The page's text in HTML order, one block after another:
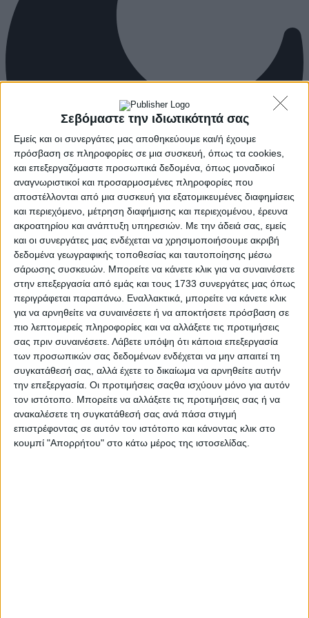
Σεβόμαστε την ιδιωτικότητά σας
Εμείς και οι συνεργάτες μας αποθηκεύουμε και/ή έχουμε
πρόσβαση σε πληροφορίες σε μια συσκευή, όπως τα cookies,
και επεξεργαζόμαστε προσωπικά δεδομένα, όπως μοναδικοί
αναγνωριστικοί και προσαρμοσμένες πληροφορίες που
αποστέλλονται από μια συσκευή για εξατομικευμένες διαφημίσεις
και περιεχόμενο, μέτρηση διαφήμισης και περιεχομένου, έρευνα
ακροατηρίου και ανάπτυξη υπηρεσιών. Με την άδειά σας, εμείς
και οι συνεργάτες μας ενδέχεται να χρησιμοποιήσουμε ακριβή
δεδομένα γεωγραφικής τοποθεσίας και ταυτοποίησης μέσω
σάρωσης συσκευών. Μπορείτε να κάνετε κλικ για να συναινέσετε
στην επεξεργασία από εμάς και τους 1733 συνεργάτες μας όπως
περιγράφεται παραπάνω. Εναλλακτικά, μπορείτε να κάνετε κλικ
για να αρνηθείτε να συναινέσετε ή να αποκτήσετε πρόσβαση σε
πιο λεπτομερείς πληροφορίες και να αλλάξετε τις προτιμήσεις
σας πριν συναινέσετε. Λάβετε υπόψη ότι κάποια επεξεργασία
των προσωπικών σας δεδομένων ενδέχεται να μην απαιτεί τη
συγκατάθεσή σας, αλλά έχετε το δικαίωμα να αρνηθείτε αυτήν
την επεξεργασία. Οι προτιμήσεις σαςθα ισχύουν μόνο για αυτόν
τον ιστότοπο. Μπορείτε να αλλάξετε τις προτιμήσεις σας ή να
ανακαλέσετε τη συγκατάθεσή σας ανά πάσα στιγμή
επιστρέφοντας σε αυτόν τον ιστότοπο και κάνοντας κλικ στο
κουμπί "Απορρήτου" στο κάτω μέρος της ιστοσελίδας.